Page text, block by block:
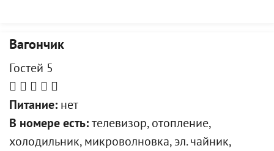
Вагончик
Гостей 5
Питание: нет
В номере есть: телевизор, отопление,
холодильник, микроволновка, эл. чайник,